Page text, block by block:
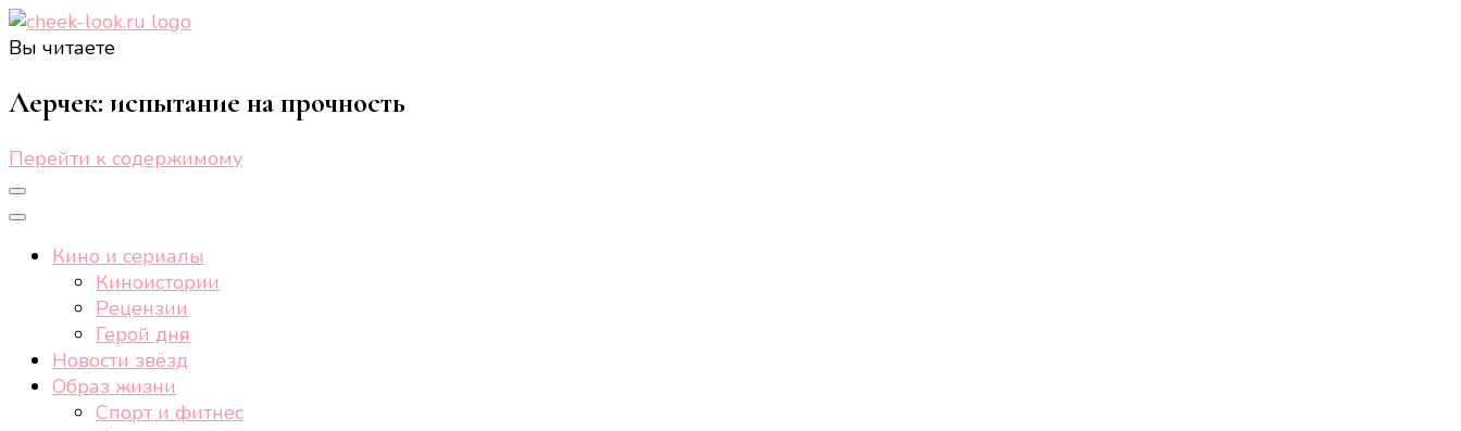
Вы читаете
Лерчек: испытание на прочность
Перейти к содержимому
Кино и сериалы
Киноистории
Рецензии
Герой дня
Новости звёзд
Образ жизни
Спорт и фитнес